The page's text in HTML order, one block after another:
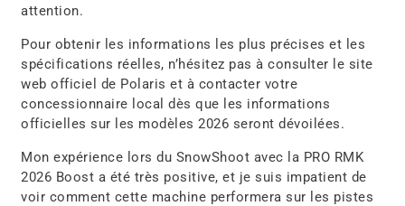
attention.
Pour obtenir les informations les plus précises et les
spécifications réelles, n’hésitez pas à consulter le site
web officiel de Polaris et à contacter votre
concessionnaire local dès que les informations
officielles sur les modèles 2026 seront dévoilées.
Mon expérience lors du SnowShoot avec la PRO RMK
2026 Boost a été très positive, et je suis impatient de
voir comment cette machine performera sur les pistes